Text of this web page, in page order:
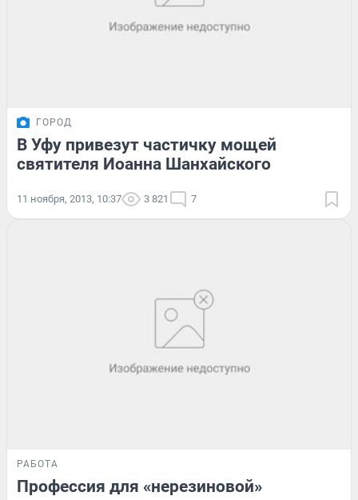
ГОРОД
В Уфу привезут частичку мощей
святителя Иоанна Шанхайского
11 ноября, 2013, 10:37 3 821 7
РАБОТА
Профессия для «нерезиновой»